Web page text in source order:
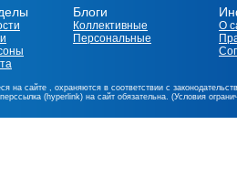
Блоги
Коллективные
Персональные
О
на сайте , охраняются в соответствии с
(hyperlink) на сайт обязательна. (Условия